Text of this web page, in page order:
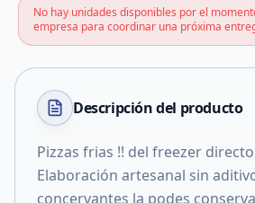
No hay unidades disponibles por el
empresa para coordinar una próxima
Descripción del producto
Pizzas frias !! del freezer
Elaboración artesanal sin
concervantes la podes